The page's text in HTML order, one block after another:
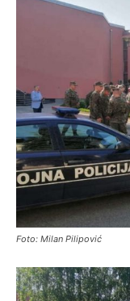
Foto: Milan Pilipović